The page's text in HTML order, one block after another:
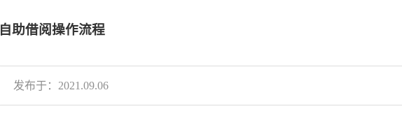
自助借阅操作流程
发布于：2021.09.06